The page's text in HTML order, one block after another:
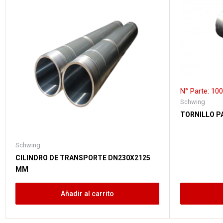
Schwing
CILINDRO DE TRANSPORTE DN230X2125
MM
Añadir al carrito
N° Parte:
Schwing
TORNILLO